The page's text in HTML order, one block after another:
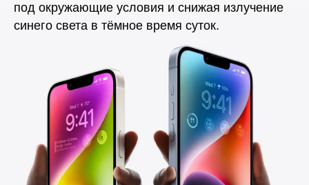
под окружающие условия и снижая излучение
синего света в тёмное время суток.